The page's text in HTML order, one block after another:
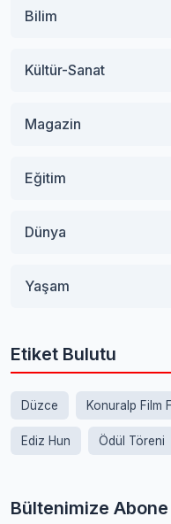
Bilim
Kültür-Sanat
Magazin
Eğitim
Dünya
Yaşam
Etiket Bulutu
Düzce Konuralp Film
Ediz Hun Ödül Töreni
Bültenimize